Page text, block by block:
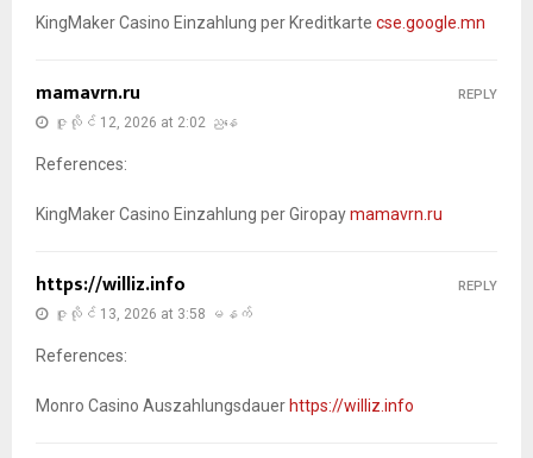
KingMaker Casino Einzahlung per Kreditkarte cse.google.mn
mamavrn.ru
ဇူလိုင် 12, 2026 at 2:02 ညနေ
References:
KingMaker Casino Einzahlung per Giropaymamavrn.ru
REPLY
https://williz.info
ဇူလိုင် 13, 2026 at 3:58 မနက်
References:
Monro Casino Auszahlungsdauer https://williz.info
REPLY